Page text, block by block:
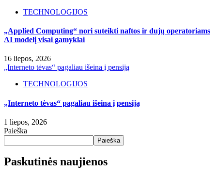
TECHNOLOGIJOS
„Applied Computing“ nori suteikti naftos ir dujų operatoriams
AI modelį visai gamyklai
16 liepos, 2026
„Interneto tėvas“ pagaliau išeina į pensiją
TECHNOLOGIJOS
„Interneto tėvas“ pagaliau išeina į pensiją
1 liepos, 2026
Paieška
Paieška
Paskutinės naujienos